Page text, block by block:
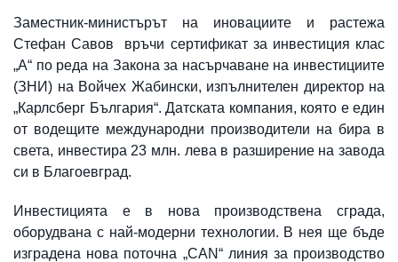
Заместник-министърът на иновациите и растежа
Стефан Савов връчи сертификат за инвестиция клас
„А“ по реда на Закона за насърчаване на инвестициите
(ЗНИ) на Войчех Жабински, изпълнителен директор на
„Карлсберг България“. Датската компания, която е един
от водещите международни производители на бира в
света, инвестира 23 млн. лева в разширение на завода
си в Благоевград.
Инвестицията е в нова производствена сграда,
оборудвана с най-модерни технологии. В нея ще бъде
изградена нова поточна „CAN“ линия за производство